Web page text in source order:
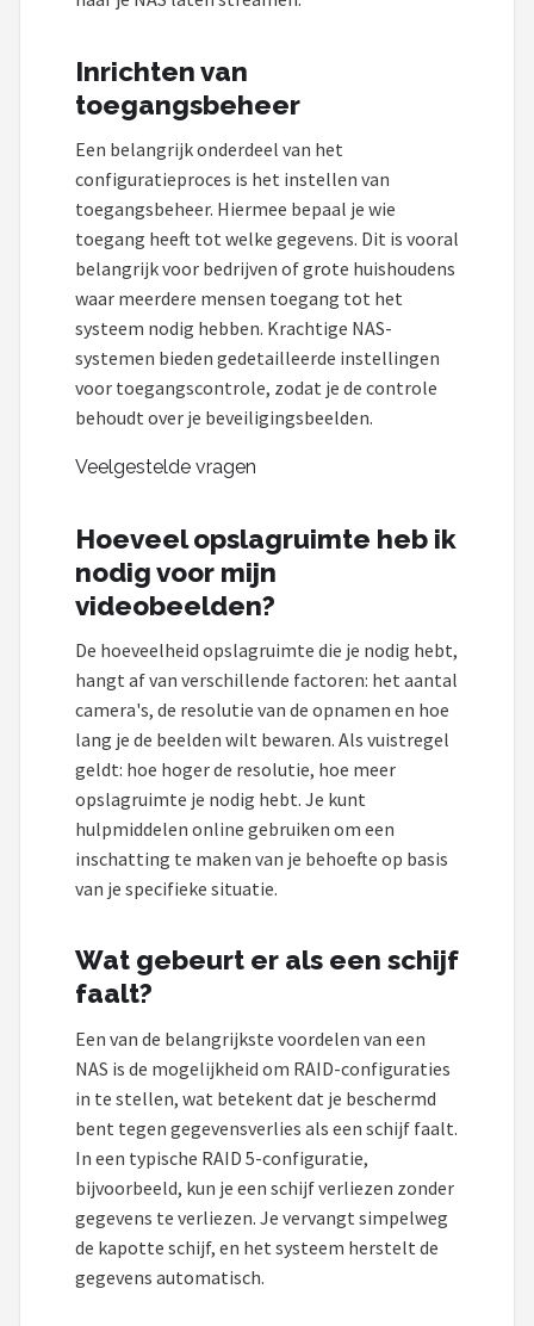
Inrichten van
toegangsbeheer
Een belangrijk onderdeel van het
configuratieproces is het instellen van
toegangsbeheer. Hiermee bepaal je wie
toegang heeft tot welke gegevens. Dit is vooral
belangrijk voor bedrijven of grote huishoudens
waar meerdere mensen toegang tot het
systeem nodig hebben. Krachtige NAS-
systemen bieden gedetailleerde instellingen
voor toegangscontrole, zodat je de controle
behoudt over je beveiligingsbeelden.
Veelgestelde vragen
Hoeveel opslagruimte heb ik
nodig voor mijn
videobeelden?
De hoeveelheid opslagruimte die je nodig hebt,
hangt af van verschillende factoren: het aantal
camera's, de resolutie van de opnamen en hoe
lang je de beelden wilt bewaren. Als vuistregel
geldt: hoe hoger de resolutie, hoe meer
opslagruimte je nodig hebt. Je kunt
hulpmiddelen online gebruiken om een
inschatting te maken van je behoefte op basis
van je specifieke situatie.
Wat gebeurt er als een schijf
faalt?
Een van de belangrijkste voordelen van een
NAS is de mogelijkheid om RAID-configuraties
in te stellen, wat betekent dat je beschermd
bent tegen gegevensverlies als een schijf faalt.
In een typische RAID 5-configuratie,
bijvoorbeeld, kun je een schijf verliezen zonder
gegevens te verliezen. Je vervangt simpelweg
de kapotte schijf, en het systeem herstelt de
gegevens automatisch.